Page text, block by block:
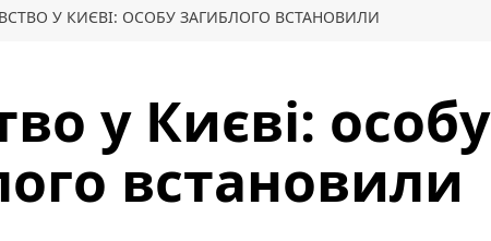
У КИЄВІ: ОСОБУ ЗАГИБЛОГО ВСТАНОВИЛИ
у Києві: особу
встановили